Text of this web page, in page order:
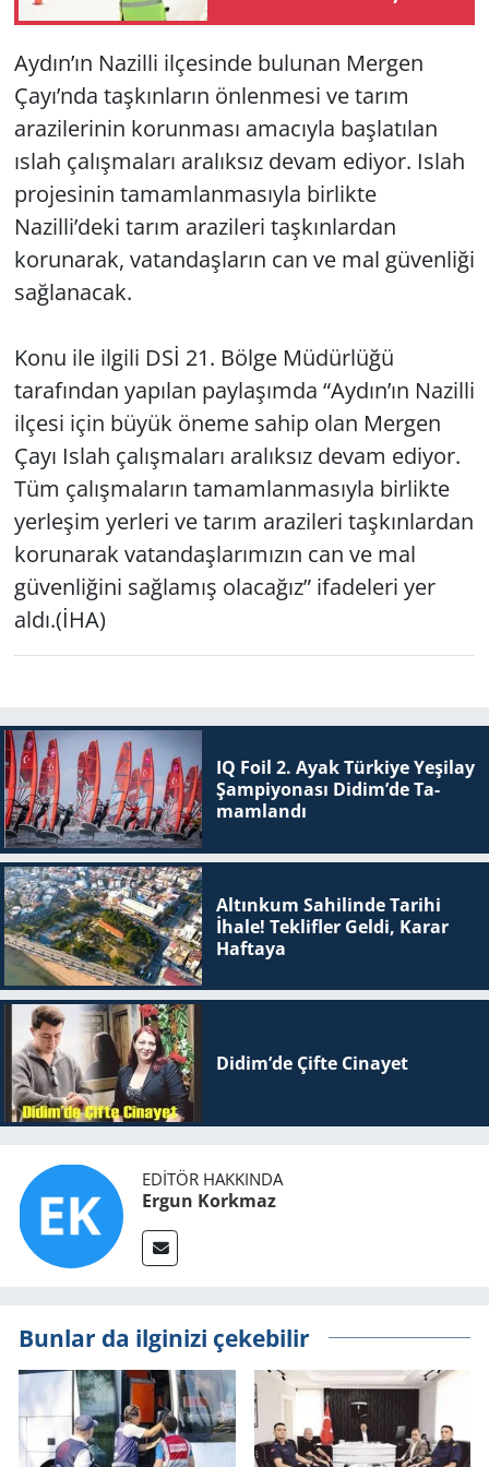
CAN KAYBI
Aydın’ın Nazilli ilçesinde bulunan Mergen
Çayı’nda taşkınların önlenmesi ve tarım
arazilerinin korunması amacıyla başlatılan
ıslah çalışmaları aralıksız devam ediyor. Islah
projesinin tamamlanmasıyla birlikte
Nazilli’deki tarım arazileri taşkınlardan
korunarak, vatandaşların can ve mal güvenliği
sağlanacak.
Konu ile ilgili DSİ 21. Bölge Müdürlüğü
tarafından yapılan paylaşımda “Aydın’ın Nazilli
ilçesi için büyük öneme sahip olan Mergen
Çayı Islah çalışmaları aralıksız devam ediyor.
Tüm çalışmaların tamamlanmasıyla birlikte
yerleşim yerleri ve tarım arazileri taşkınlardan
korunarak vatandaşlarımızın can ve mal
güvenliğini sağlamış olacağız” ifadeleri yer
aldı.(İHA)
IQ Foil 2. Ayak Tür­ki­ye Ye­şi­lay
Şam­pi­yo­na­sı Didim’de Ta­
mam­lan­dı
Altınkum Sahilinde Tarihi
İhale! Teklifler Geldi, Karar
Haftaya
Didim’de Çifte Ci­na­yet
EDITÖR HAKKINDA
Ergun Korkmaz
Bunlar da ilginizi çekebilir
Yerel